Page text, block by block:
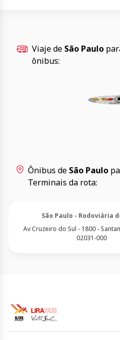
Viaje de São Paulo
ônibus:
Ônibus de São Paulo
Terminais da rota:
São Paulo - Rodoviária
Av Cruzeiro do Sul - 1800 -
02031-000